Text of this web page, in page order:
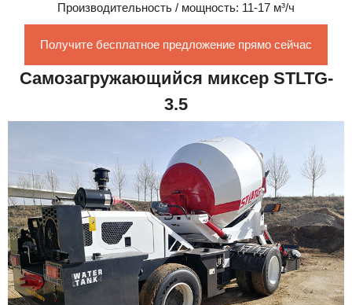
Производительность / мощность: 11-17 м³/ч
Получите бесплатное предложение прямо сейчас
Самозагружающийся миксер STLTG-
3.5